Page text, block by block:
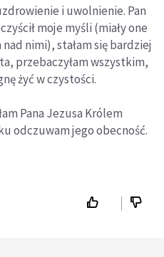
i uwolnienie. Pan
moje myśli (miały one
nimi), stałam się bardziej
przebaczyłam wszystkim,
żyć w czystości.
Pana Jezusa Królem
odczuwam jego obecność.